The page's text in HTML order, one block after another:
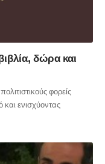
δώρα και
φορείς
και ενισχύοντας